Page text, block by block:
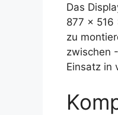
Das
877 x 516
zu
zwischen
Einsatz in